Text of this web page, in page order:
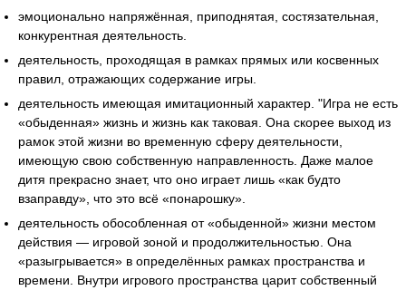
эмоционально напряжённая, приподнятая, состязательная,
конкурентная деятельность.
деятельность, проходящая в рамках прямых или косвенных
правил, отражающих содержание игры.
деятельность имеющая имитационный характер. "Игра не есть
«обыденная» жизнь и жизнь как таковая. Она скорее выход из
рамок этой жизни во временную сферу деятельности,
имеющую свою собственную направленность. Даже малое
дитя прекрасно знает, что оно играет лишь «как будто
взаправду», что это всё «понарошку».
деятельность обособленная от «обыденной» жизни местом
действия — игровой зоной и продолжительностью. Она
«разыгрывается» в определённых рамках пространства и
времени. Внутри игрового пространства царит собственный